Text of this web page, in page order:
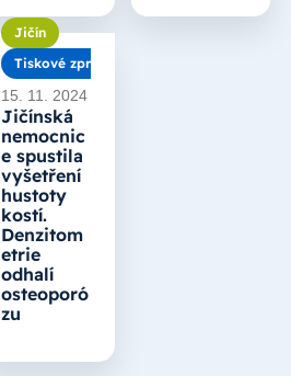
Jičín
Tiskové zprávy
15. 11. 2024
Jičínská
nemocnic
e spustila
vyšetření
hustoty
kostí.
Denzitom
etrie
odhalí
osteoporó
zu